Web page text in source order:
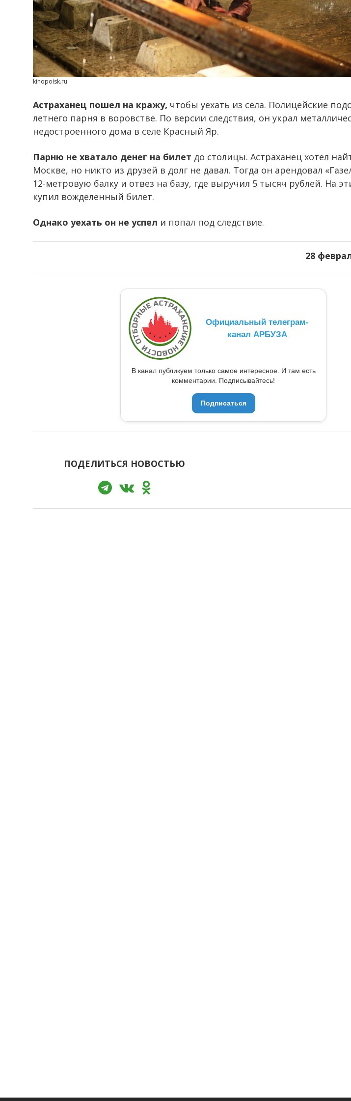
kinopoisk.ru
Астраханец пошел на кражу, чтобы уехать из села. Полицейские
летнего парня в воровстве. По версии следствия, он украл
недостроенного дома в селе Красный Яр.
Парню не хватало денег на билет до столицы. Астраханец хотел
Москве, но никто из друзей в долг не давал. Тогда он арендовал
12-метровую балку и отвез на базу, где выручил 5 тысяч рублей. На
купил вожделенный билет.
Однако уехать он не успел и попал под следствие.
28
Официальный телеграм-
канал АРБУЗА
В канал публикуем только самое интересное. И там есть
комментарии. Подписывайтесь!
Подписаться
ПОДЕЛИТЬСЯ НОВОСТЬЮ